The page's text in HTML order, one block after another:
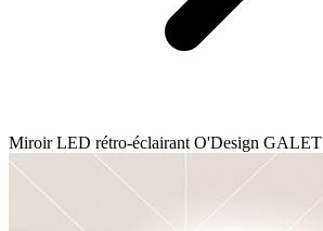
Miroir LED rétro-éclairant O'Design GALET